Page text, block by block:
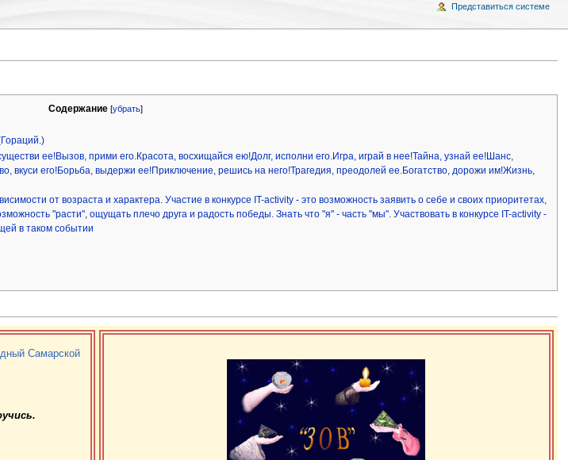
Содержание[убрать]
ее!Вызов, прими его.Красота, восхищайся ею!Долг, исполни его.Игра, играй в нее!Тайна, узнай ее!Шанс,
вкуси его!Борьба, выдержи ее!Приключение, решись на него!Трагедия, преодолей ее.Богатство, дорожи им!Жизнь,
от возраста и характера. Участие в конкурсе IT-activity - это возможность заявить о себе и своих приоритетах,
"расти", ощущать плечо друга и радость победы. Знать что "я" - часть "мы". Участвовать в конкурсе IT-activity -
в таком событии
Самарской
Представиться системе